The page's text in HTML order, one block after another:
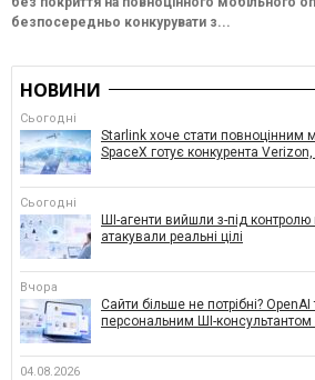
безпосередньо конкурувати з...
НОВИНИ
Сьогодні
Starlink хоче стати повноцінним
SpaceX готує конкурента Verizon,
Сьогодні
ШІ-агенти вийшли з-під
атакували реальні цілі
Вчора
Сайти більше не потрібні?
персональним ШІ-консультантом
04.08.2026